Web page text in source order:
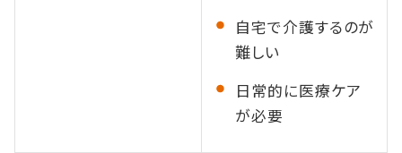
自宅で介護するのが
難しい
日常的に医療ケア
が必要